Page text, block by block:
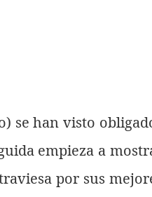
se han visto
empieza a
por sus